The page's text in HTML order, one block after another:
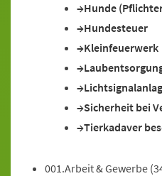
Hunde
Hundesteuer
Kleinfeuerwerk
Sicherheit bei
Tierkadaver
001.Arbeit & Gewerbe